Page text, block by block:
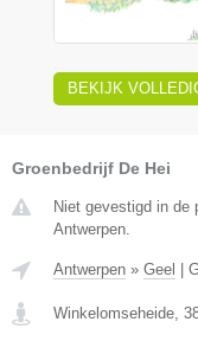
BEKIJK
Groenbedrijf De Hei
Niet gevestigd in de
Antwerpen.
Antwerpen » Geel
Winkelomseheide,